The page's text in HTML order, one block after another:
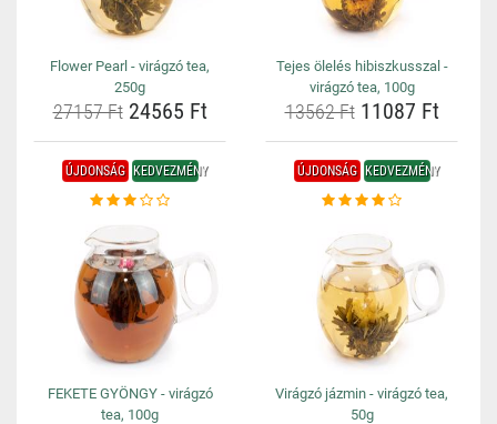
Flower Pearl - virágzó tea,
250g
27157 Ft24565 Ft
Tejes ölelés hibiszkusszal -
virágzó tea, 100g
13562 Ft11087 Ft
ÚJDONSÁG KEDVEZMÉNY
FEKETE GYÖNGY - virágzó
tea, 100g
ÚJDONSÁG KEDVEZMÉNY
Virágzó jázmin - virágzó tea,
50g